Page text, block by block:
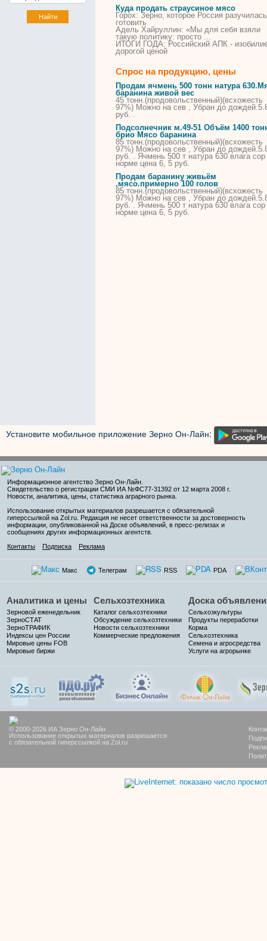
Куда продать страусиное мясо
Горох: Зерно, которое Россия разучилась
готовить
Адель Хайруллин: «Мы для себя взяли
такую политику: просто ...
ИТОГИ ГОДА: Российский АПК -
дорогой ценой
Спрос на продукцию, цены
Продам ячмень 500 тонн натура 630.
баранина живой вес
45 тонн.(продовольственный)(всхожесть
97%) Можно на сев , Убран до
руб. .
Подсолнечник м.49-51 Объём 1400
брио Мясо баранина
85 тонн.(продовольственный)(всхожесть
97%) Можно на сев , Убран до
руб. . Ячмень 500 т натура 630 влага сор
норме цена 6, 5 руб.
Продам баранину живьём
,мясо.примерно 100 голов
85 тонн.(продовольственный)(всхожесть
97%) Можно на сев , Убран до
руб. . Ячмень 500 т натура 630 влага сор
норме цена 6, 5 руб.
Установите мобильное приложение Зерно Он-Лайн:
Информационное агентство Зерно Он-Лайн
Свидетельство о регистрации СМИ ИА №ФС77-31392 от 12 марта 2008 г.
Новости, аналитика, цены, статистика аграрного рынка.
Использование открытых материалов разрешается с обязательной
гиперссылкой на Zol.ru. Редакция не несет ответственности за достоверность
информации, опубликованной на Доске объявлений, в пресс-релизах и
сообщениях других информационных агентств.
Контакты
Подписка Реклама
Макс Телеграм RSS PDA
Аналитика и цены
Зерновой еженедельник
ЗерноСТАТ
ЗерноТРАФИК
Индексы цен России
Мировые цены FOB
Мировые биржи
Сельхозтехника
Каталог сельхозтехники
Обсуждение сельхозтехники
Новости сельхозтехники
Коммерческие предложения
Доска
Сельхозкультуры
Продукты переработки
Корма
Сельхозтехника
Семена и агросредства
Услуги на агрорынке
© 2000-2026 ИА Зерно Он-Лайн
Использование открытых материалов разрешается
с обязательной гиперссылкой на Zol.ru